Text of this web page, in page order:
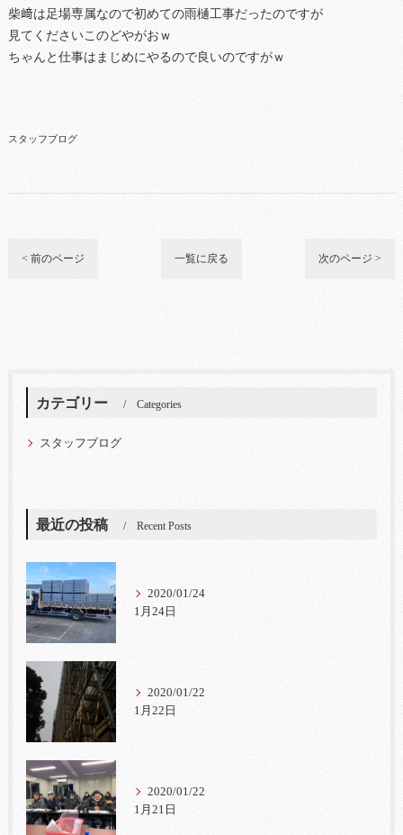
柴﨑は足場専属なので初めての雨樋工事だったのですが
見てくださいこのどやがおｗ
ちゃんと仕事はまじめにやるので良いのですがｗ
スタッフブログ
< 前のページ 一覧に戻る 次のページ >
カテゴリー Categories
スタッフブログ
最近の投稿 Recent Posts
2020/01/24
1月24日
2020/01/22
1月22日
2020/01/22
1月21日